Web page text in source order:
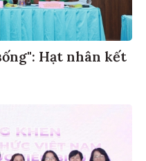
Hạt nhân kết